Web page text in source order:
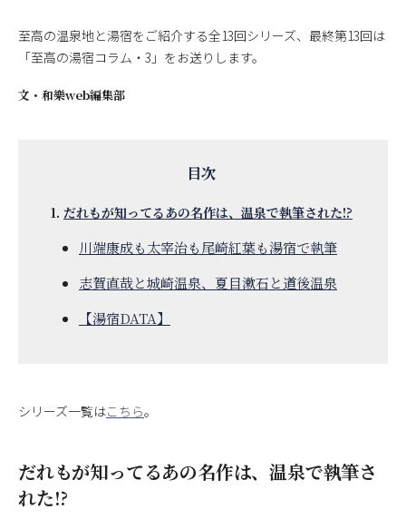
至高の温泉地と湯宿をご紹介する全13回シリーズ、最終第13回は
「至高の湯宿コラム・3」をお送りします。
文・ 和樂web編集部
だれもが知ってるあの名作は、温泉で執筆された!?
川端康成も太宰治も尾崎紅葉も湯宿で執筆
志賀直哉と城崎温泉、夏目漱石と道後温泉
【湯宿DATA】
シリーズ一覧はこちら。
だれもが知ってるあの名作は、温泉で執筆さ
れた!?